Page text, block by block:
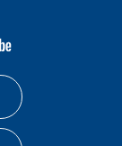
youtube-